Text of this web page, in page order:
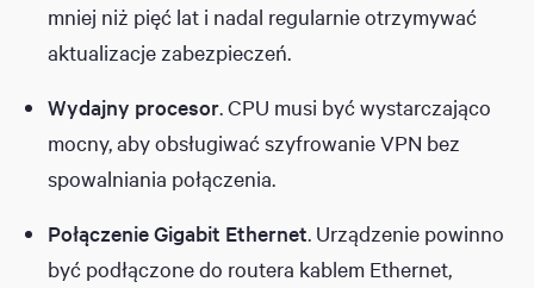
mniej niż pięć lat i nadal regularnie otrzymywać
aktualizacje zabezpieczeń.
Wydajny procesor. CPU musi być wystarczająco
mocny, aby obsługiwać szyfrowanie VPN bez
spowalniania połączenia.
Połączenie Gigabit Ethernet. Urządzenie powinno
być podłączone do routera kablem Ethernet,